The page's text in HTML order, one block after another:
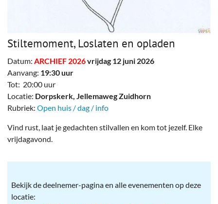
Stiltemoment, Loslaten en opladen
Datum: ARCHIEF 2026vrijdag 12 juni 2026
Aanvang: 19:30 uur
Tot: 20:00 uur
Locatie: Dorpskerk, Jellemaweg Zuidhorn
Rubriek: Open huis / dag / info
Vind rust, laat je gedachten stilvallen en kom tot jezelf. Elke
vrijdagavond.
Bekijk de deelnemer-pagina en alle evenementen op deze
locatie: